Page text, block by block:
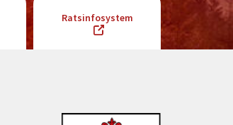
Ratsinfosystem